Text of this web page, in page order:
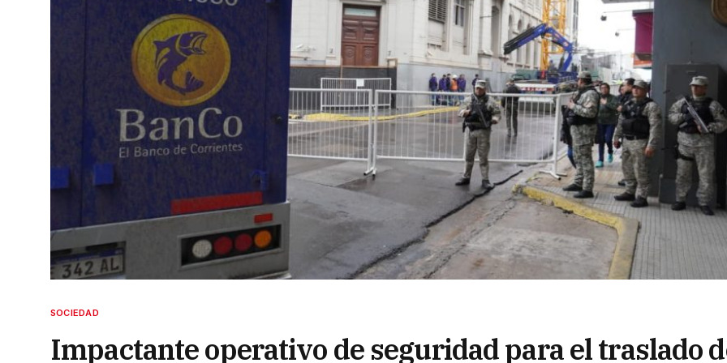
SOCIEDAD
Impactante operativo de seguridad para el traslado